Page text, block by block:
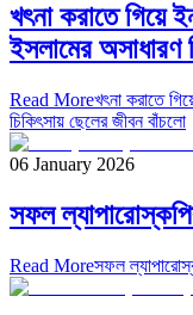
খৎনা করাতে গিয়ে
ইসলামের অসাধারণ
Read Moreখৎনা করাতে
চিকিৎসায় ছেলের জীবন বাঁচলো
06 January 2026
সফল
Read Moreসফল